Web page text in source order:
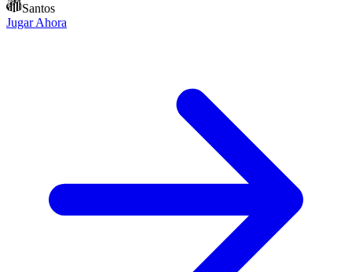
Santos
Jugar Ahora